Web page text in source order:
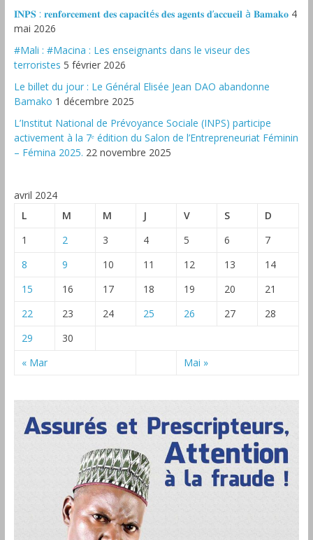
𝐈𝐍𝐏𝐒 : 𝐫𝐞𝐧𝐟𝐨𝐫𝐜𝐞𝐦𝐞𝐧𝐭 𝐝𝐞𝐬 𝐜𝐚𝐩𝐚𝐜𝐢𝐭é𝐬 𝐝𝐞𝐬 𝐚𝐠𝐞𝐧𝐭𝐬 𝐝’𝐚𝐜𝐜𝐮𝐞𝐢𝐥 à 𝐁𝐚𝐦𝐚𝐤𝐨 4
mai 2026
#Mali : #Macina : Les enseignants dans le viseur des
terroristes 5 février 2026
‎Le billet du jour : Le Général Elisée Jean DAO abandonne
Bamako 1 décembre 2025
L’Institut National de Prévoyance Sociale (INPS) participe
activement à la 7ᵉ édition du Salon de l’Entrepreneuriat Féminin
– Fémina 2025. 22 novembre 2025
avril 2024
L
M M J V S D
« Mar Mai »
1 2 3 4 5 6
7
8
9 10 11 12 13
14
15
16 17 18 19 20
21
22
23 24 25 26 27
28
29
30